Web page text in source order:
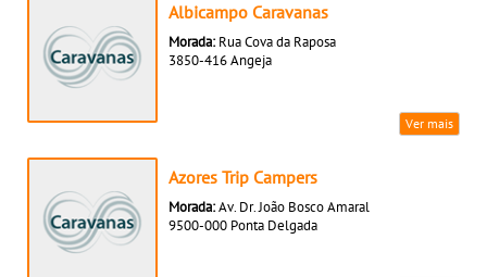
Albicampo Caravanas
Morada: Rua Cova da Raposa
3850-416 Angeja
Ver mais
Azores Trip Campers
Morada:Av. Dr. João Bosco Amaral
9500-000 Ponta Delgada